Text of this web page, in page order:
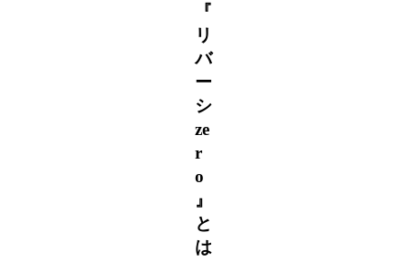
『
リ
バ
ー
シ
ze
r
o
』
と
は